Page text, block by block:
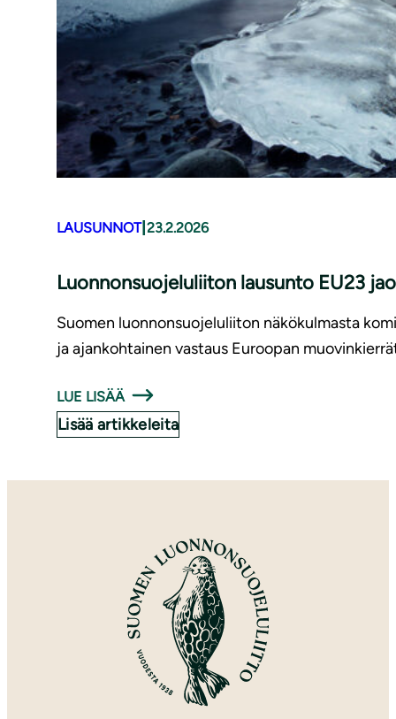
LAUSUNNOT| 23.2.2026
Luonnonsuojeluliiton lausunto EU23
Suomen luonnonsuojeluliiton näkökulmasta
ja ajankohtainen vastaus Euroopan
LUE LISÄÄ
Lisää artikkeleita